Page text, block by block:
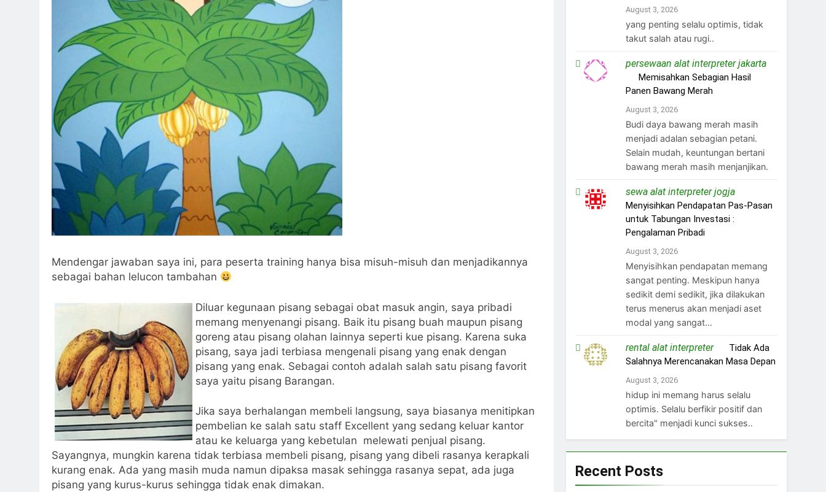
Mendengar jawaban saya ini, para peserta training hanya bisa misuh-misuh dan menjadikannya
sebagai bahan lelucon tambahan
Diluar kegunaan pisang sebagai obat masuk angin, saya pribadi
memang menyenangi pisang. Baik itu pisang buah maupun pisang
goreng atau pisang olahan lainnya seperti kue pisang. Karena suka
pisang, saya jadi terbiasa mengenali pisang yang enak dengan
pisang yang enak. Sebagai contoh adalah salah satu pisang favorit
saya yaitu pisang Barangan.
Jika saya berhalangan membeli langsung, saya biasanya menitipkan
pembelian ke salah satu staff Excellent yang sedang keluar kantor
atau ke keluarga yang kebetulan melewati penjual pisang.
Sayangnya, mungkin karena tidak terbiasa membeli pisang, pisang yang dibeli rasanya kerapkali
kurang enak. Ada yang masih muda namun dipaksa masak sehingga rasanya sepat, ada juga
pisang yang kurus-kurus sehingga tidak enak dimakan.
August 3, 2026
yang penting selalu optimis, tidak
takut salah atau rugi..
persewaan alat interpreter jakarta
Memisahkan Sebagian Hasil
Panen Bawang Merah
August 3, 2026
Budi daya bawang merah masih
menjadi adalan sebagian petani.
Selain mudah, keuntungan bertani
bawang merah masih menjanjikan.
sewa alat interpreter jogjaon
Menyisihkan Pendapatan Pas-Pasan
untuk Tabungan Investasi :
Pengalaman Pribadi
August 3, 2026
Menyisihkan pendapatan memang
sangat penting. Meskipun hanya
sedikit demi sedikit, jika dilakukan
terus menerus akan menjadi aset
modal yang sangat…
rental alat interpreteron Tidak Ada
Salahnya Merencanakan Masa Depan
August 3, 2026
hidup ini memang harus selalu
optimis. Selalu berfikir positif dan
bercita" menjadi kunci sukses..
Recent Posts